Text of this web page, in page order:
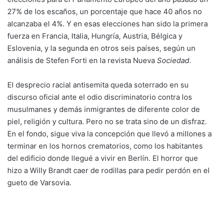
27% de los escaños, un porcentaje que hace 40 años no
alcanzaba el 4%. Y en esas elecciones han sido la primera
fuerza en Francia, Italia, Hungría, Austria, Bélgica y
Eslovenia, y la segunda en otros seis países, según un
análisis de Stefen Forti en la revista Nueva Sociedad.
El desprecio racial antisemita queda soterrado en su
discurso oficial ante el odio discriminatorio contra los
musulmanes y demás inmigrantes de diferente color de
piel, religión y cultura. Pero no se trata sino de un disfraz.
En el fondo, sigue viva la concepción que llevó a millones a
terminar en los hornos crematorios, como los habitantes
del edificio donde llegué a vivir en Berlín. El horror que
hizo a Willy Brandt caer de rodillas para pedir perdón en el
gueto de Varsovia.